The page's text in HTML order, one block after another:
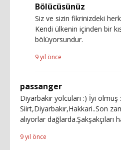
Bölücüsünüz
Siz ve sizin fikrinizdeki
Kendi ülkenin içinden bir
bölüyorsundur.
9 yıl önce
passanger
Diyarbakır yolcuları :) İyi olmuş
Siirt,Diyarbakır,Hakkari..Son
alıyorlar dağlarda.Şakşakçıları
9 yıl önce